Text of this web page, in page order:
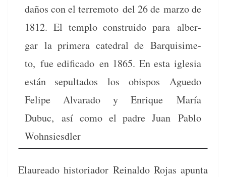
daños con el ter­re­mo­to del 26 de mar­zo de
1812. El tem­p­lo con­stru­i­do para alber­
garla primera cat­e­dral deBar­quisime­
to, fue edi­fi­ca­do en 1865. En esta igle­sia
están sepul­ta­dos losobis­pos Ague­do
Felipe Alvara­do y Enrique María
Dubuc, así como el padre JuanPablo
Wohn­sies­dler
Elau­rea­do his­to­ri­ador Reinal­do Rojas apun­ta